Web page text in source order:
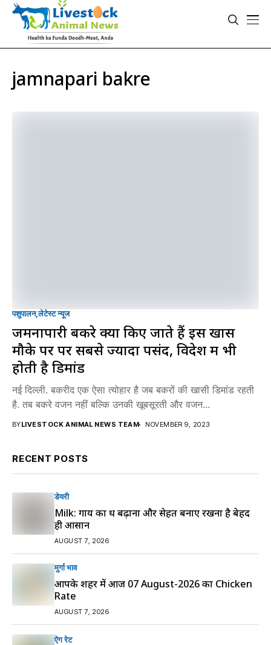
jamnapari bakre
पशुपालन लेटेस्ट न्यूज
जमनापारी बकरे क्यों किए जाते हैं इस खास
मौके पर पर सबसे ज्यादा पसंद, विदेश में भी
होती है डिमांड
नई दिल्ली. बकरीद एक ऐसा त्योहार है जब बकरों की खासी डिमांड रहती
है. तब बकरे वजन नहीं बल्कि उनकी खूबसूरती और वजन...
BYLIVESTOCK ANIMAL NEWS TEAM NOVEMBER 9, 2023
RECENT POSTS
डेयरी
Milk: गाय का दूध बढ़ाना और सेहत बनाए रखना है बेहद
ही आसान
AUGUST 7, 2026
मुर्गा भाव
आपके शहर में आज 07 August-2026 का Chicken
Rate
AUGUST 7, 2026
ऐग रेट